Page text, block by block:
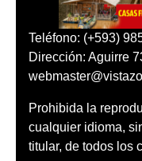
Teléfono: (+593)
Dirección: Aguirre
Prohibida la
cualquier idioma,
titular, de todos los